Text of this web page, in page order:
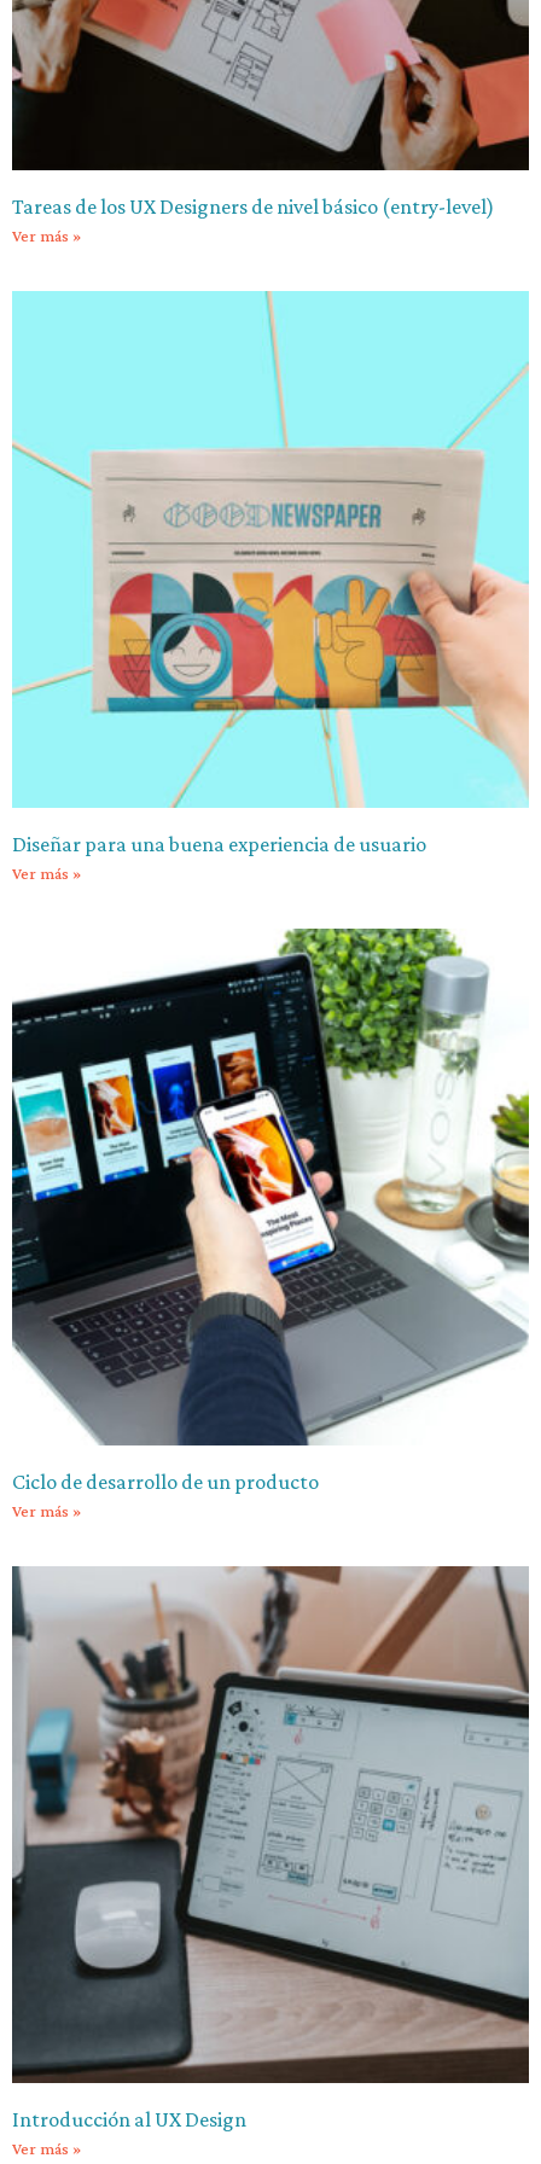
Tareas de los UX Designers de nivel básico (entry-level)
Ver más »
Diseñar para una buena experiencia de usuario
Ver más »
Ciclo de desarrollo de un producto
Ver más »
Introducción al UX Design
Ver más »